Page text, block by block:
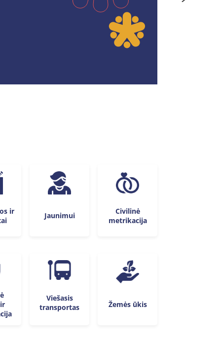
ir
Jaunimui
Civilinė
metrikacija
Viešasis
transportas
Žemės ūkis